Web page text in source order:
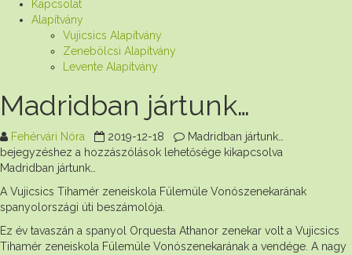
Kapcsolat
Alapítvány
Vujicsics Alapítvány
Zenebölcsi Alapítvány
Levente Alapítvány
Madridban jártunk…
Fehérvári Nóra 2019-12-18
Madridban jártunk…
bejegyzéshez a hozzászólások lehetősége kikapcsolva
Madridban jártunk…
A Vujicsics Tihamér zeneiskola Fülemüle Vonószenekarának
spanyolországi úti beszámolója.
Ez év tavaszán a spanyol Orquesta Athanor zenekar volt a Vujicsics
Tihamér zeneiskola Fülemüle Vonószenekarának a vendége. A nagy